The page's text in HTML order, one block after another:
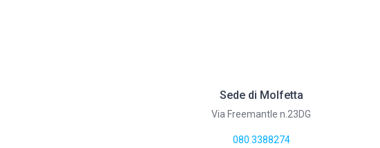
Sede di Molfetta
Via Freemantle n.23DG
080 3388274